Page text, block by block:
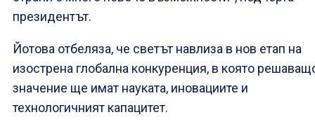
президентът.
Йотова отбеляза, че светът навлиза в нов етап на
изострена глобална конкуренция, в която
значение ще имат науката, иновациите и
технологичният капацитет.